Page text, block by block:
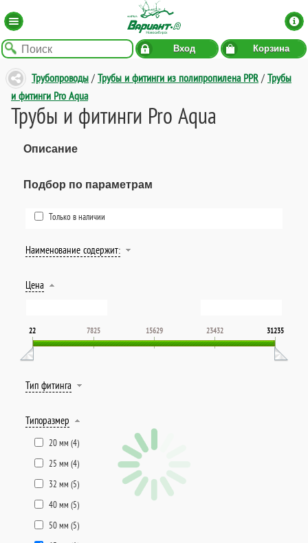
Вход Корзина
Трубопроводы / Трубы и фитинги из полипропилена PPR / Трубы
и фитинги Pro Aqua
Трубы и фитинги Pro Aqua
Описание
Подбор по параметрам
Только в наличии
Наименование содержит:
Цена
22 7825 15629 23432 31235
Тип фитинга
Типоразмер
20 мм (4)
25 мм (4)
32 мм (5)
40 мм (5)
50 мм (5)